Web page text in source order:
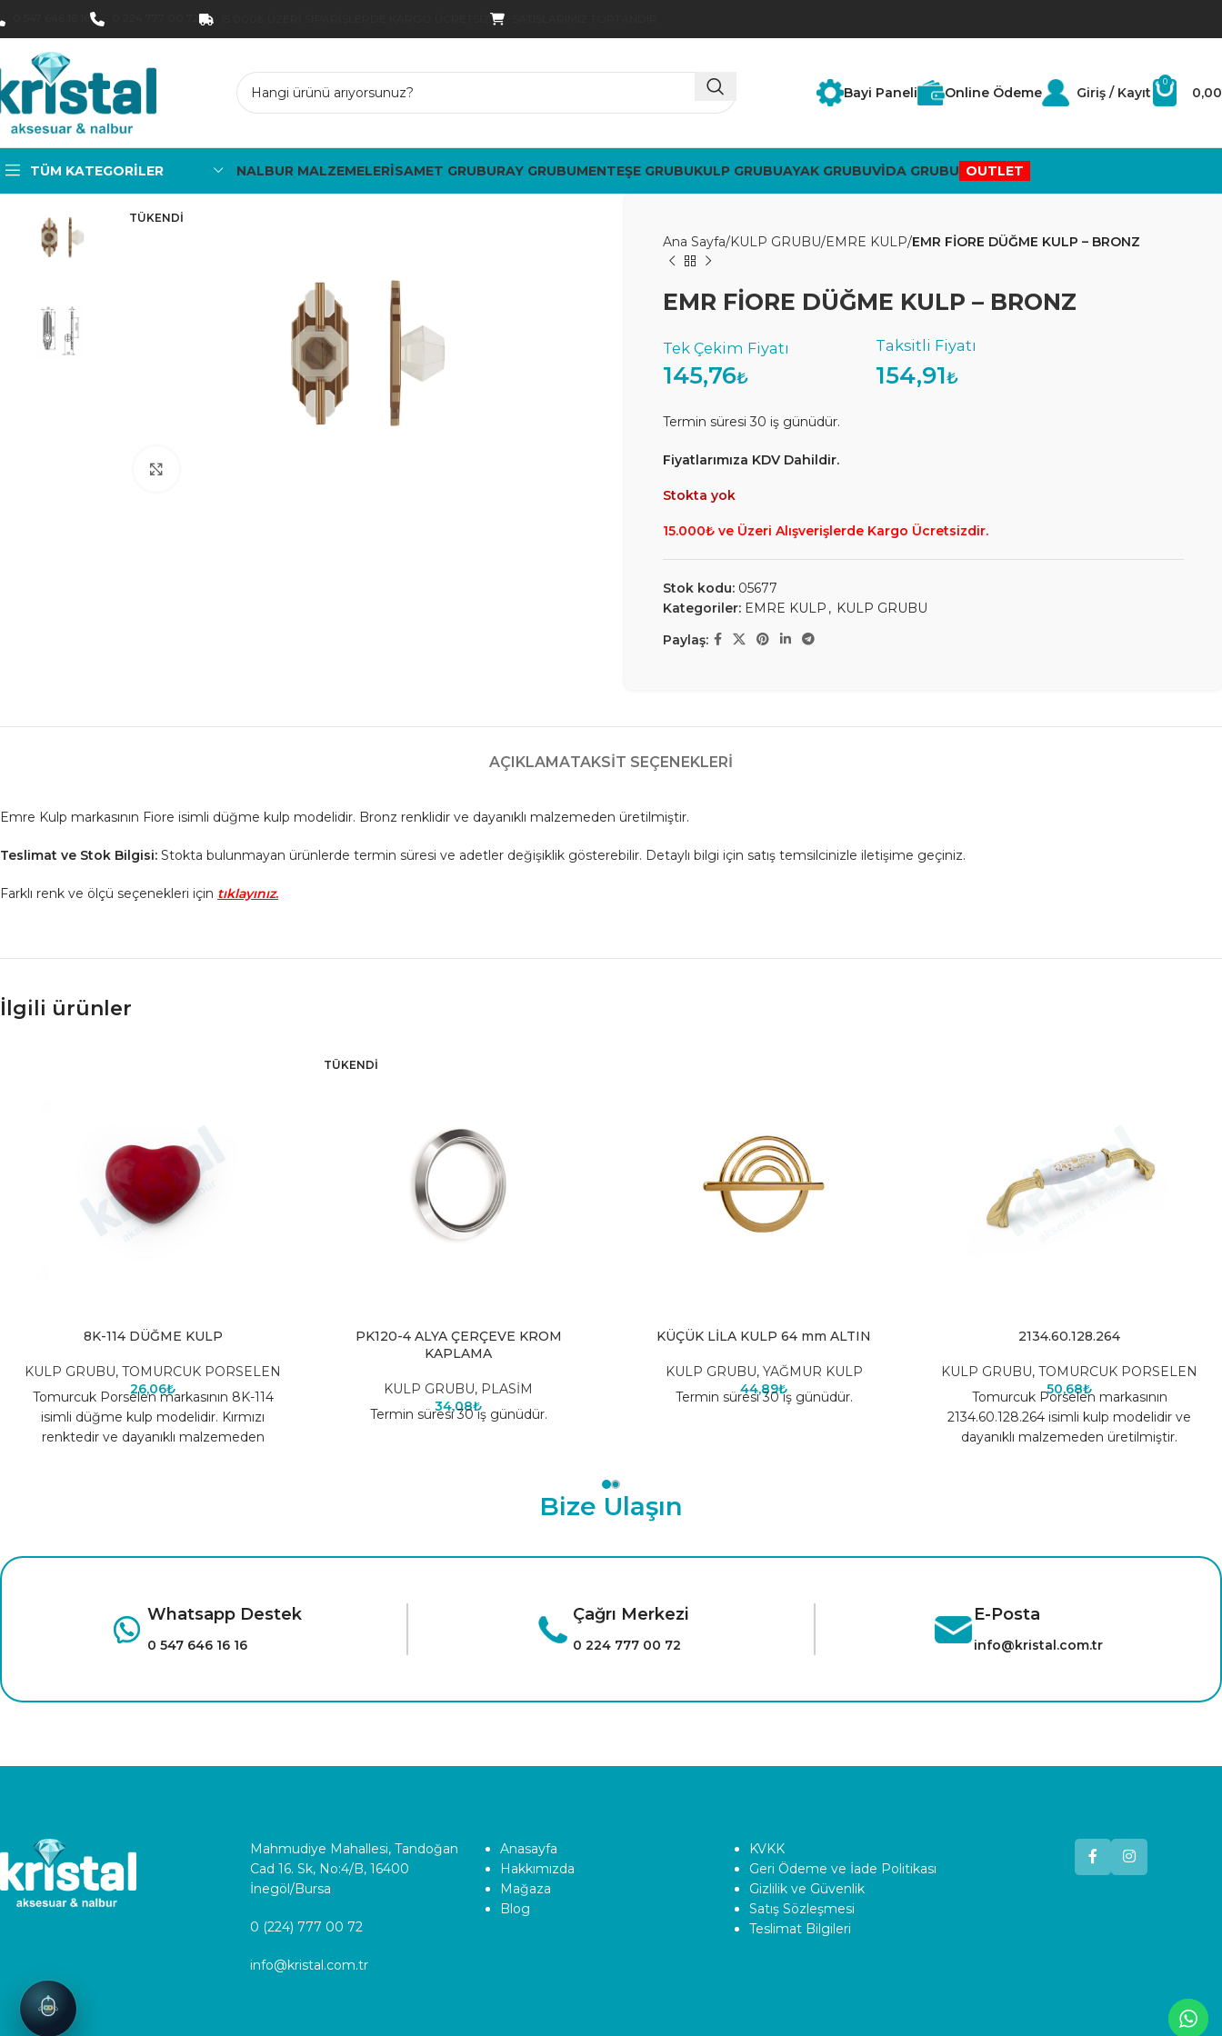
Bayi Paneli Online Ödeme Giriş / Kayıt
0
0,00
TÜM KATEGORILER NALBUR MALZEMELERİSAMET GRUBURAY GRUBUMENTEŞE GRUBUKULP GRUBUAYAK GRUBUVİDA GRUBU OUTLET
TÜKENDI
Ana Sayfa KULP GRUBU EMRE KULP EMR FİORE DÜĞME KULP – BRONZ
EMR FİORE DÜĞME KULP – BRONZ
145,76₺ 154,91₺
Termin süresi 30 iş günüdür.
Fiyatlarımıza KDV Dahildir.
Stokta yok
15.000₺ ve Üzeri Alışverişlerde Kargo Ücretsizdir.
Stok kodu: 05677
Kategoriler: EMRE KULP , KULP GRUBU
Paylaş:
AÇIKLAMATAKSIT SEÇENEKLERI
Emre Kulp markasının Fiore isimli düğme kulp modelidir. Bronz renklidir ve dayanıklı malzemeden üretilmiştir.
Teslimat ve Stok Bilgisi: Stokta bulunmayan ürünlerde termin süresi ve adetler değişiklik gösterebilir. Detaylı bilgi için satış temsilcinizle iletişime geçiniz.
Farklı renk ve ölçü seçenekleri için tıklayınız.
İlgili ürünler
8K-114 DÜĞME KULP
KULP GRUBU, TOMURCUK PORSELEN
26,06₺
Tomurcuk Porselen markasının 8K-114
isimli düğme kulp modelidir. Kırmızı
renktedir ve dayanıklı malzemeden
TÜKENDI
PK120-4 ALYA ÇERÇEVE KROM
KAPLAMA
KULP GRUBU, PLASİM
34,08₺
Termin süresi 30 iş günüdür.
KÜÇÜK LİLA KULP 64 mm ALTIN
KULP GRUBU, YAĞMUR KULP
44,89₺
Termin süresi 30 iş günüdür.
2134.60.128.264
KULP GRUBU, TOMURCUK PORSELEN
50,68₺
Tomurcuk Porselen markasının
2134.60.128.264 isimli kulp modelidir ve
dayanıklı malzemeden üretilmiştir.
Bize Ulaşın
Whatsapp Destek
0 547 646 16 16
Çağrı Merkezi
0 224 777 00 72
E-Posta
info@kristal.com.tr
Mahmudiye Mahallesi, Tandoğan
Cad 16. Sk, No:4/B, 16400
İnegöl/Bursa
0 (224) 777 00 72
info@kristal.com.tr
Anasayfa
Hakkımızda
Mağaza
Blog
KVKK
Geri Ödeme ve İade Politikası
Gizlilik ve Güvenlik
Satış Sözleşmesi
Teslimat Bilgileri